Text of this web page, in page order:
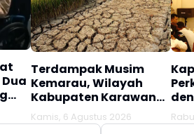
Terdampak Musim
Kemarau, Wilayah
Kabupaten Karawang
Kekeringan Makin
Meluas
Kamis, 6 Agustus 2026